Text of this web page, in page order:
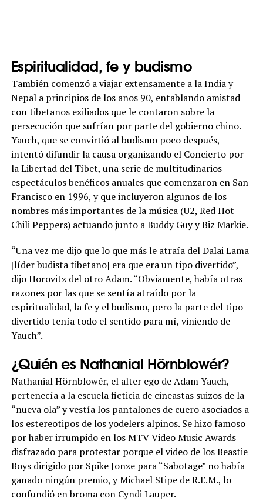
Espiritualidad, fe y budismo
También comenzó a viajar extensamente a la India y
Nepal a principios de los años 90, entablando amistad
con tibetanos exiliados que le contaron sobre la
persecución que sufrían por parte del gobierno chino.
Yauch, que se convirtió al budismo poco después,
intentó difundir la causa organizando el Concierto por
la Libertad del Tíbet, una serie de multitudinarios
espectáculos benéficos anuales que comenzaron en San
Francisco en 1996, y que incluyeron algunos de los
nombres más importantes de la música (U2, Red Hot
Chili Peppers) actuando junto a Buddy Guy y Biz Markie.
“Una vez me dijo que lo que más le atraía del Dalai Lama
[líder budista tibetano] era que era un tipo divertido”,
dijo Horovitz del otro Adam. “Obviamente, había otras
razones por las que se sentía atraído por la
espiritualidad, la fe y el budismo, pero la parte del tipo
divertido tenía todo el sentido para mí, viniendo de
Yauch”.
¿Quién es Nathanial Hörnblowér?
Nathanial Hörnblowér, el alter ego de Adam Yauch,
pertenecía a la escuela ficticia de cineastas suizos de la
“nueva ola” y vestía los pantalones de cuero asociados a
los estereotipos de los yodelers alpinos. Se hizo famoso
por haber irrumpido en los MTV Video Music Awards
disfrazado para protestar porque el video de los Beastie
Boys dirigido por Spike Jonze para “Sabotage” no había
ganado ningún premio, y Michael Stipe de R.E.M., lo
confundió en broma con Cyndi Lauper.